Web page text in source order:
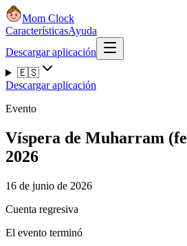
Mom Clock
CaracterísticasAyuda
Descargar aplicación
🇪🇸
Descargar aplicación
Evento
Víspera de Muharram
2026
16 de junio de 2026
Cuenta regresiva
El evento terminó